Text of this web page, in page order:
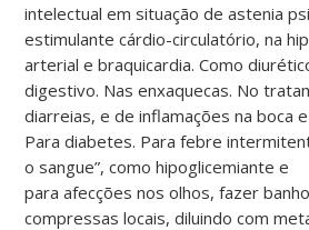
intelectual em situação de astenia
estimulantecárdio-circulatório, na
arterial e braquicardia. Como
digestivo. Nas enxaquecas. No
diarreias, e de inflamações na boca
Paradiabetes. Para febre
o sangue”, comohipoglicemiante e
paraafecções nos olhos, fazer
compressas locais, diluindo com